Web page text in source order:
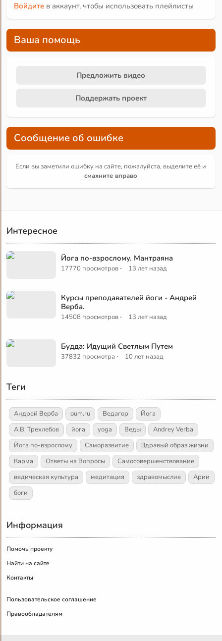
Войдите в аккаунт, чтобы использовать плейлисты
Ваша помощь
Предложить видео
Поддержать проект
Сообщение об ошибке
Если вы заметили ошибку на сайте, пожалуйста, выделите её и
смахните вправо
Интересное
Йога по-взрослому. Мантраяна
17770 просмотров · 13 лет назад
Курсы преподавателей йоги - Андрей
Верба.
14508 просмотров · 13 лет назад
Будда: Идущий Светлым Путем
37832 просмотра · 10 лет назад
Теги
Андрей Верба oum.ru Ведагор
Йога
А.В. Трехлебов
йога yoga Веды
Andrey Verba
Йога по-взрослому
Саморазвитие
Здравый образ жизни
Карма
Ответы на Вопросы
Самосовершенствование
ведическая культура
медитация здравомыслие
Арии
боги
Информация
Помочь проекту
Найти на сайте
Контакты
Пользовательское соглашение
Правообладателям